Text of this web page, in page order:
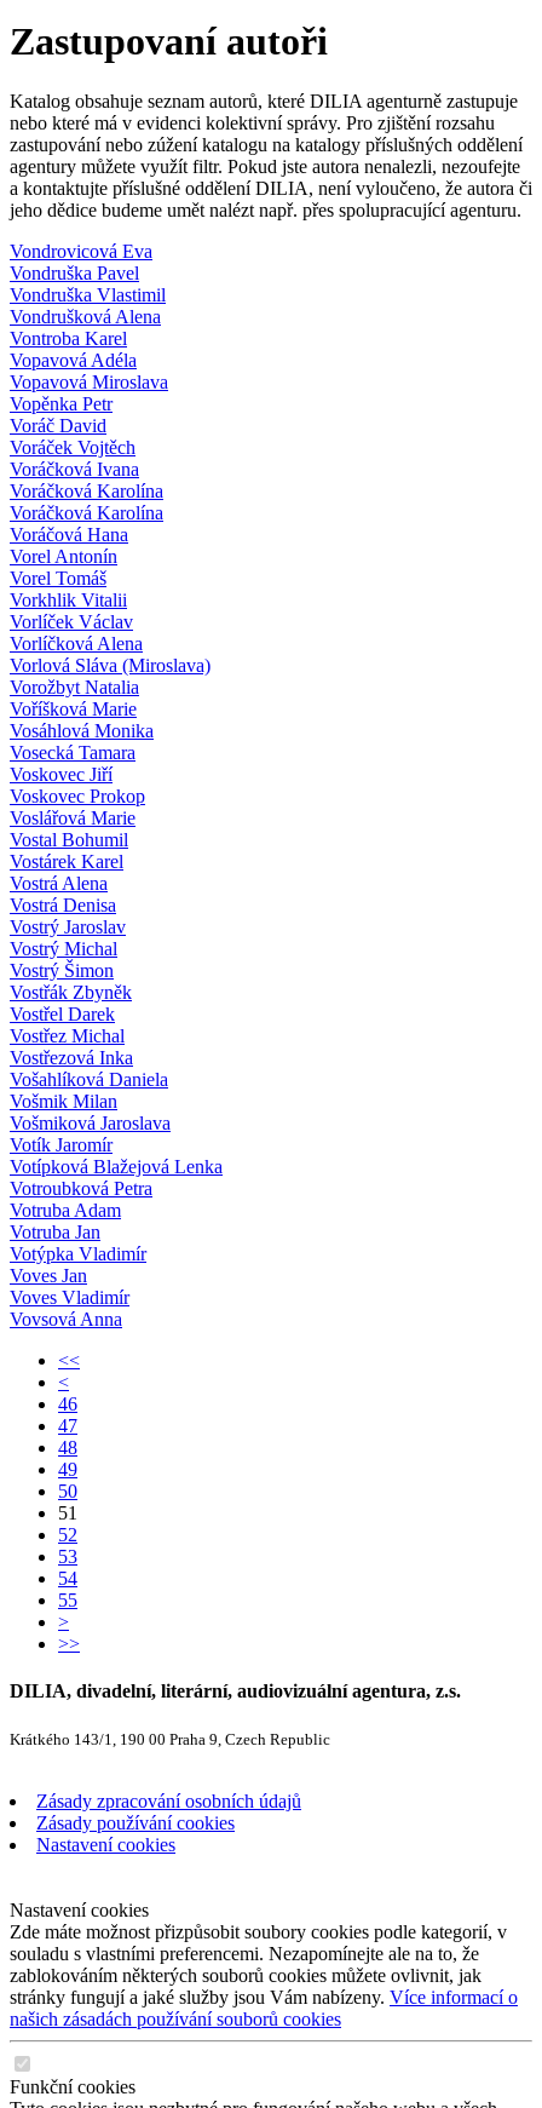
Zastupovaní autoři
Katalog obsahuje seznam autorů, které DILIA agenturně zastupuje
nebo které má v evidenci kolektivní správy. Pro zjištění rozsahu
zastupování nebo zúžení katalogu na katalogy příslušných oddělení
agentury můžete využít filtr. Pokud jste autora nenalezli, nezoufejte
a kontaktujte příslušné oddělení DILIA, není vyloučeno, že autora či
jeho dědice budeme umět nalézt např. přes spolupracující agenturu.
Vondrovicová Eva
Vondruška Pavel
Vondruška Vlastimil
Vondrušková Alena
Vontroba Karel
Vopavová Adéla
Vopavová Miroslava
Vopěnka Petr
Voráč David
Voráček Vojtěch
Voráčková Ivana
Voráčková Karolína
Voráčková Karolína
Voráčová Hana
Vorel Antonín
Vorel Tomáš
Vorkhlik Vitalii
Vorlíček Václav
Vorlíčková Alena
Vorlová Sláva (Miroslava)
Vorožbyt Natalia
Voříšková Marie
Vosáhlová Monika
Vosecká Tamara
Voskovec Jiří
Voskovec Prokop
Voslářová Marie
Vostal Bohumil
Vostárek Karel
Vostrá Alena
Vostrá Denisa
Vostrý Jaroslav
Vostrý Michal
Vostrý Šimon
Vostřák Zbyněk
Vostřel Darek
Vostřez Michal
Vostřezová Inka
Vošahlíková Daniela
Vošmik Milan
Vošmiková Jaroslava
Votík Jaromír
Votípková Blažejová Lenka
Votroubková Petra
Votruba Adam
Votruba Jan
Votýpka Vladimír
Voves Jan
Voves Vladimír
Vovsová Anna
<<
<
46
47
48
49
50
51
52
53
54
55
>
>>
DILIA, divadelní, literární, audiovizuální agentura, z.s.
Krátkého 143/1, 190 00 Praha 9, Czech Republic
Zásady zpracování osobních údajů
Zásady používání cookies
Nastavení cookies
Nastavení cookies
Zde máte možnost přizpůsobit soubory cookies podle kategorií, v
souladu s vlastními preferencemi. Nezapomínejte ale na to, že
zablokováním některých souborů cookies můžete ovlivnit, jak
stránky fungují a jaké služby jsou Vám nabízeny. Více informací o
našich zásadách používání souborů cookies
Funkční cookies